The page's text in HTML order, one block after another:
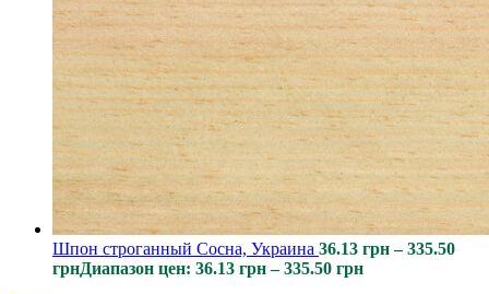
Шпон строганный Сосна, Украина 36.13 грн – 335.50
грнДиапазон цен: 36.13 грн – 335.50 грн